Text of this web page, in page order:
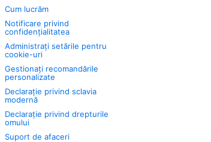
Cum lucrăm
Notificare privind
confidențialitatea
Administrați setările pentru
cookie-uri
Gestionați recomandările
personalizate
Declarație privind sclavia
modernă
Declarație privind drepturile
omului
Suport de afaceri